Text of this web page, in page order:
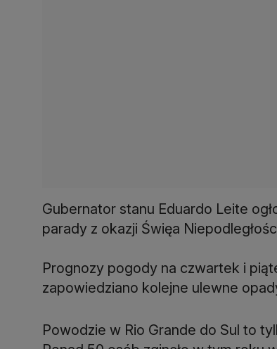
Gubernator stanu Eduardo Leite
parady z okazji Święa
Prognozy pogody na czwartek i
zapowiedziano kolejne ulewne
Powodzie w Rio Grande do Sul to